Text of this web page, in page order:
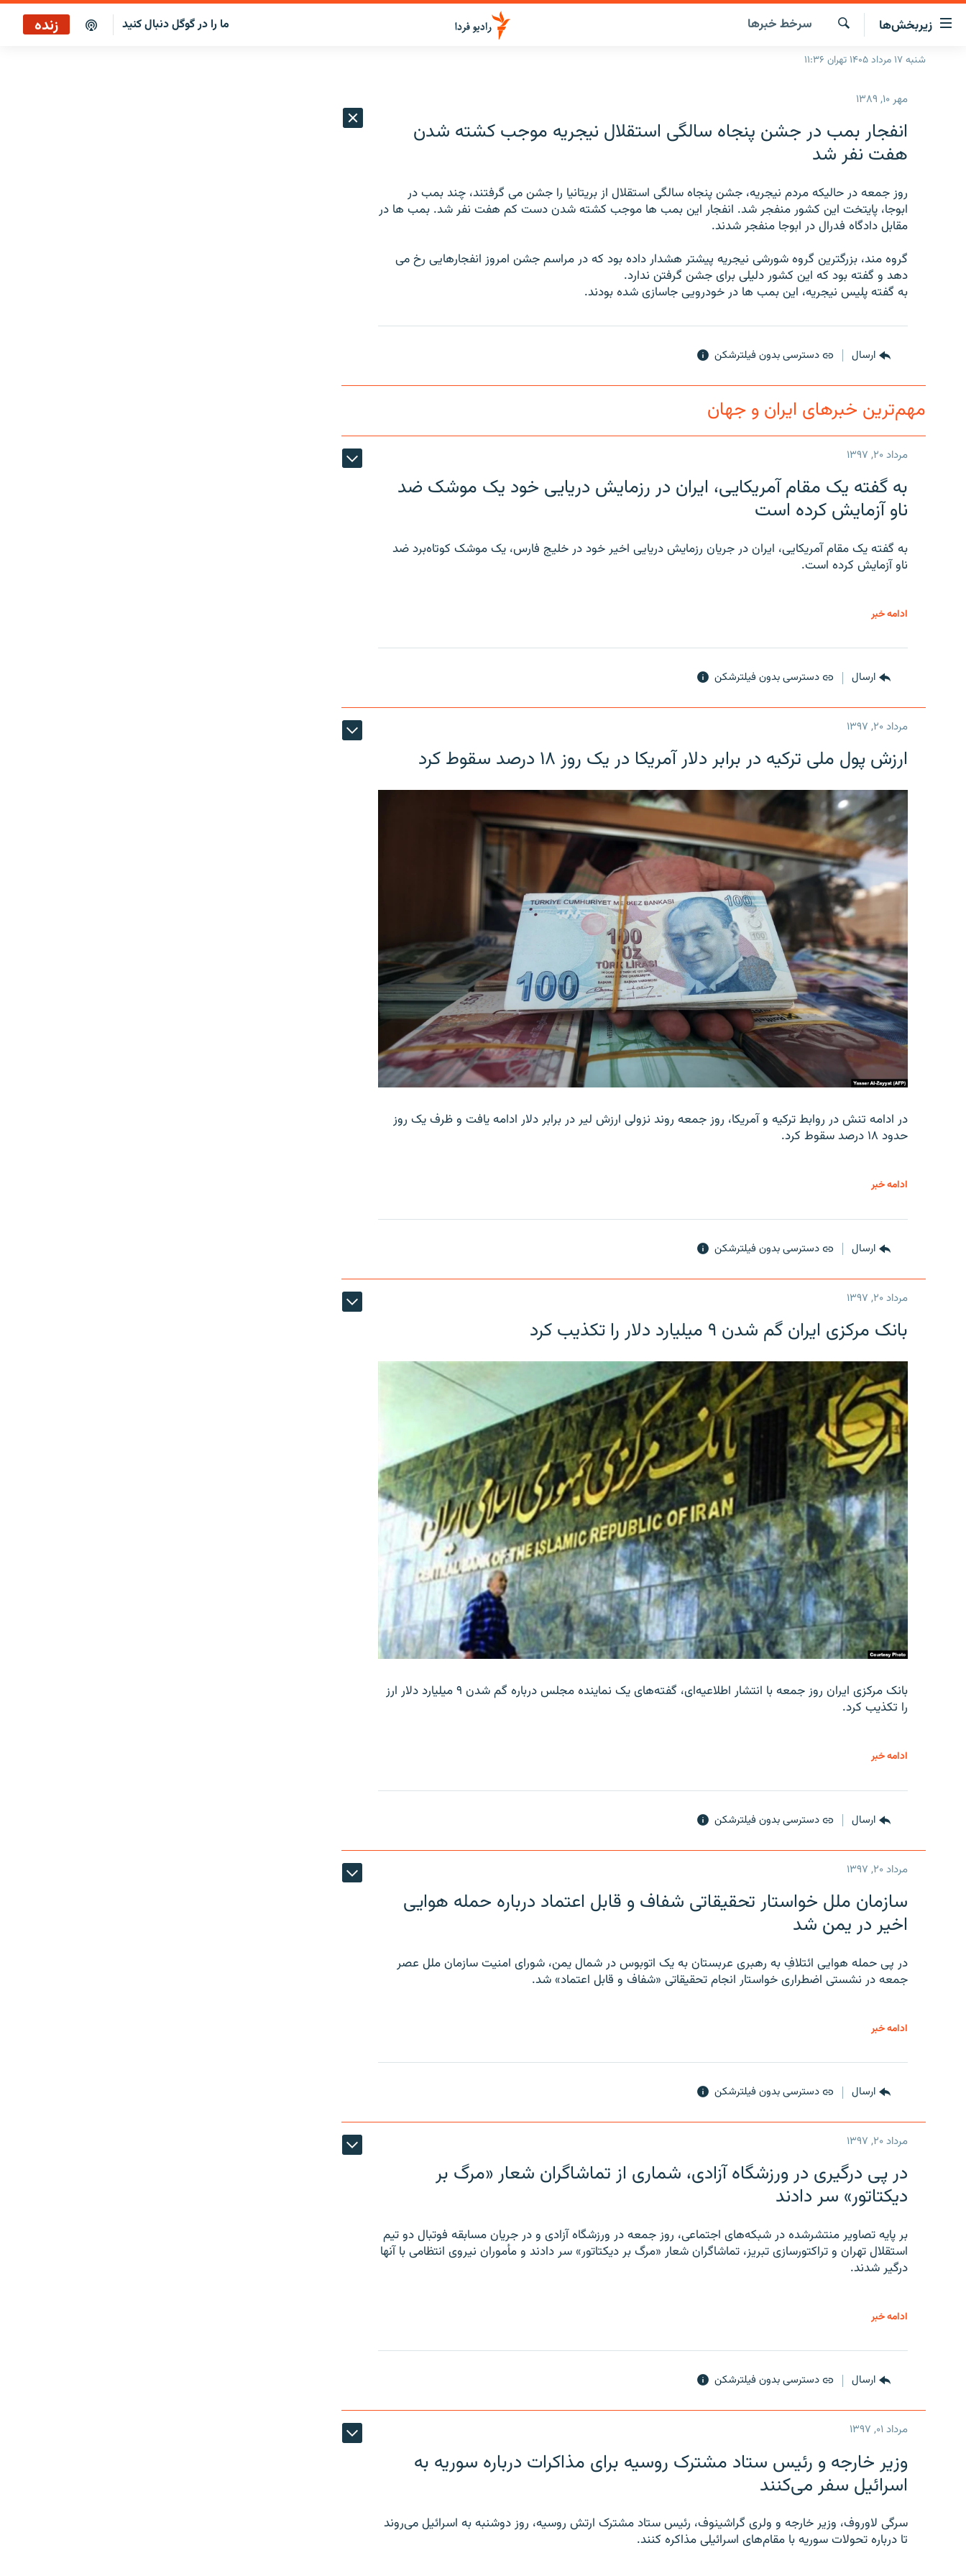
لینک‌های
قابلیت
دسترسی
زیربخش‌ها
صفحه اصلی
برنامه‌های رادیویی
فرکانس‌ها
چندرسانه‌ای
گزارش‌های تصویری
جستجو
سرخط‌ خبرها ما را در گوگل دنبال کنید زنده
شنبه ۱۷ مرداد ۱۴۰۵ تهران ۱۱:۳۶
مهر ۱۰, ۱۳۸۹
انفجار بمب در جشن پنجاه سالگی استقلال نيجريه موجب کشته شدن
هفت نفر شد
روز جمعه در حاليکه مردم نيجريه، جشن پنجاه سالگی استقلال از بريتانيا را جشن می گرفتند، چند بمب در
ابوجا، پايتخت اين کشور منفجر شد. انفجار اين بمب ها موجب کشته شدن دست کم هفت نفر شد. بمب ها در
مقابل دادگاه فدرال در ابوجا منفجر شدند.
گروه مند، بزرگترين گروه شورشی نيجريه پيشتر هشدار داده بود که در مراسم جشن امروز انفجارهايی رخ می
دهد و گفته بود که اين کشور دليلی برای جشن گرفتن ندارد.
به گفته پليس نيجريه، اين بمب ها در خودرويی جاسازی شده بودند.
ارسال دسترسی بدون فیلترشکن
مهم‌ترین خبرهای ایران و جهان
مرداد ۲۰, ۱۳۹۷
به گفته یک مقام آمریکایی، ایران در رزمایش دریایی خود یک موشک ضد
ناو آزمایش کرده است
به گفته یک مقام آمریکایی، ایران در جریان رزمایش دریایی اخیر خود در خلیج فارس، یک موشک کوتاه‌برد ضد
ناو آزمایش کرده است.
ادامه خبر
ارسال دسترسی بدون فیلترشکن
مرداد ۲۰, ۱۳۹۷
ارزش پول ملی ترکیه در برابر دلار آمریکا در یک روز ۱۸ درصد سقوط کرد
در ادامه تنش در روابط ترکیه و آمریکا، روز جمعه روند نزولی ارزش لیر در برابر دلار ادامه یافت و ظرف یک روز
حدود ۱۸ درصد سقوط کرد.
ادامه خبر
ارسال دسترسی بدون فیلترشکن
مرداد ۲۰, ۱۳۹۷
بانک مرکزی ایران گم شدن ۹ میلیارد دلار را تکذیب کرد
بانک مرکزی ایران روز جمعه با انتشار اطلاعیه‌ای، گفته‌های یک نماینده مجلس درباره گم شدن ۹ میلیارد دلار ارز
را تکذیب کرد.
ادامه خبر
ارسال دسترسی بدون فیلترشکن
مرداد ۲۰, ۱۳۹۷
سازمان ملل خواستار تحقیقاتی شفاف و قابل اعتماد درباره حمله هوایی
اخیر در یمن شد
در پی حمله هوایی ائتلافِ به رهبری عربستان به یک اتوبوس در شمال یمن، شورای امنیت سازمان ملل عصر
جمعه در نشستی اضطراری خواستار انجام تحقیقاتی «شفاف و قابل اعتماد» شد.
ادامه خبر
ارسال دسترسی بدون فیلترشکن
مرداد ۲۰, ۱۳۹۷
در پی درگیری در ورزشگاه آزادی، شماری از تماشاگران شعار «مرگ بر
دیکتاتور» سر دادند
بر پایه تصاویر منتشرشده در شبکه‌های اجتماعی، روز جمعه در ورزشگاه آزادی و در جریان مسابقه فوتبال دو تیم
استقلال تهران و تراکتورسازی تبریز، تماشاگران شعار «مرگ بر دیکتاتور» سر دادند و مأموران نیروی انتظامی با آنها
درگیر شدند.
ادامه خبر
ارسال دسترسی بدون فیلترشکن
مرداد ۰۱, ۱۳۹۷
وزیر خارجه و رئیس‌ ستاد مشترک روسیه برای مذاکرات درباره سوریه به
اسرائیل سفر می‌کنند
سرگی لاوروف، وزیر خارجه و ولری گراشینوف، رئیس ستاد مشترک ارتش روسیه، روز دوشنبه به اسرائیل می‌روند
تا درباره تحولات سوریه با مقام‌های اسرائیلی مذاکره کنند.